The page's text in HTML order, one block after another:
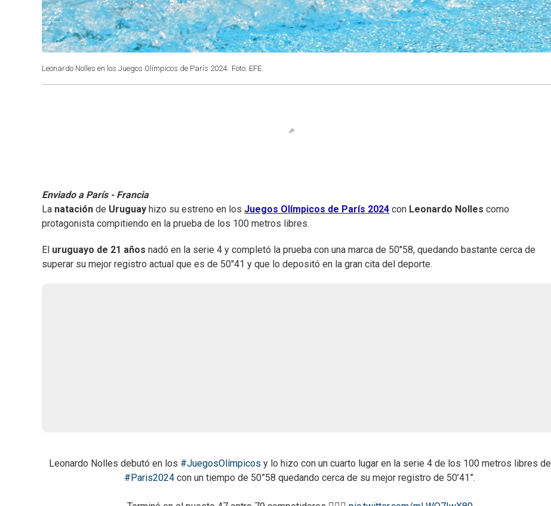
Leonardo Nolles en los Juegos Olímpicos de París 2024. Foto: EFE.
Enviado a París - Francia
La natación de Uruguay hizo su estreno en los Juegos Olímpicos de París 2024 con Leonardo Nolles como
protagonista compitiendo en la prueba de los 100 metros libres.
El uruguayo de 21 años nadó en la serie 4 y completó la prueba con una marca de 50"58, quedando bastante cerca de
superar su mejor registro actual que es de 50"41 y que lo depositó en la gran cita del deporte.
Leonardo Nolles debutó en los #JuegosOlímpicos y lo hizo con un cuarto lugar en la serie 4 de los 100 metros libres de
#Paris2024 con un tiempo de 50”58 quedando cerca de su mejor registro de 50’41”.